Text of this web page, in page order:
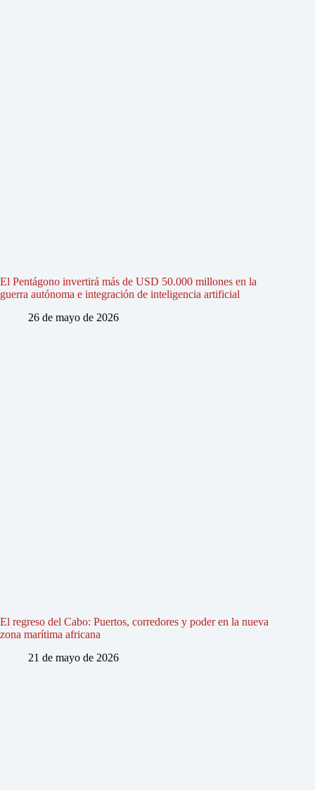
El Pentágono invertirá más de USD 50.000 millones en la
guerra autónoma e integración de inteligencia artificial
26 de mayo de 2026
El regreso del Cabo: Puertos, corredores y poder en la nueva
zona marítima africana
21 de mayo de 2026